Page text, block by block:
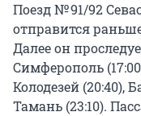
Поезд № 91/92
отправится
Далее он
Симферополь
Колодезей (20:40),
Тамань (23:10).